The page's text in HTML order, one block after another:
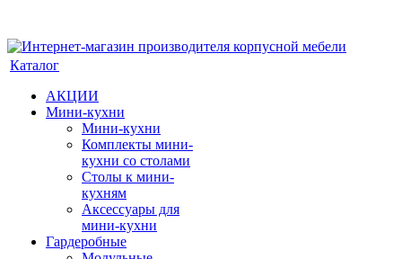
Каталог
АКЦИИ
Мини-кухни
Мини-кухни
Комплекты мини-
кухни со столами
Столы к мини-
кухням
Аксессуары для
мини-кухни
Гардеробные